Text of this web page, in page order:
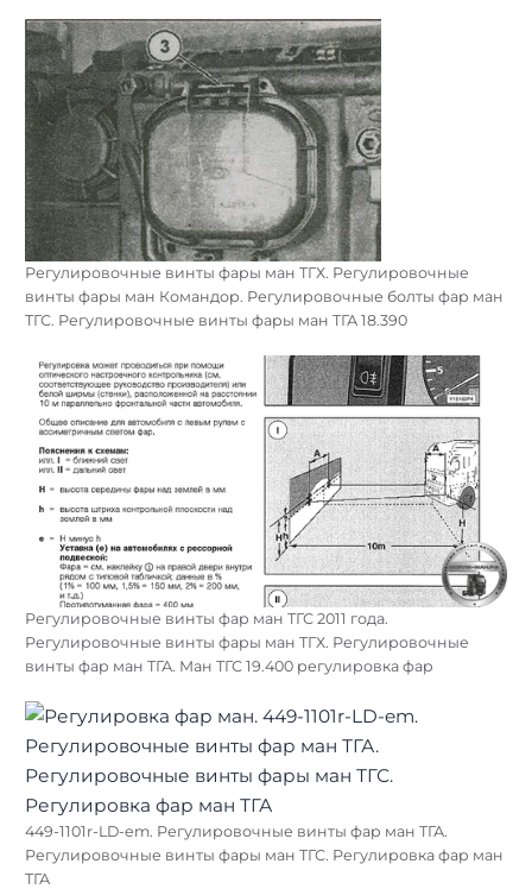
Регулировочные винты фары ман ТГХ. Регулировочные
винты фары ман Командор. Регулировочные болты фар ман
ТГС. Регулировочные винты фары ман ТГА 18.390
Регулировочные винты фар ман ТГС 2011 года.
Регулировочные винты фары ман ТГХ. Регулировочные
винты фар ман ТГА. Ман ТГС 19.400 регулировка фар
449-1101r-LD-em. Регулировочные винты фар ман ТГА.
Регулировочные винты фары ман ТГС. Регулировка фар ман
ТГА